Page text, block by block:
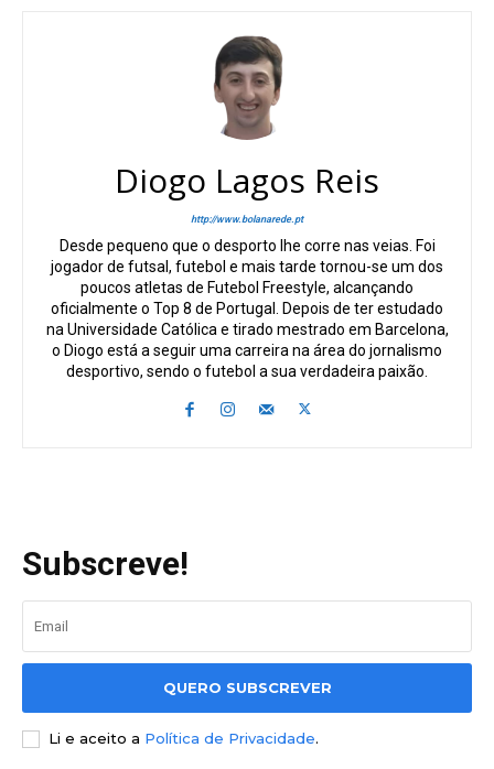
Diogo Lagos Reis
http://www.bolanarede.pt
Desde pequeno que o desporto lhe corre nas veias. Foi
jogador de futsal, futebol e mais tarde tornou-se um dos
poucos atletas de Futebol Freestyle, alcançando
oficialmente o Top 8 de Portugal. Depois de ter estudado
na Universidade Católica e tirado mestrado em Barcelona,
o Diogo está a seguir uma carreira na área do jornalismo
desportivo, sendo o futebol a sua verdadeira paixão.
Subscreve!
QUERO SUBSCREVER
Li e aceito a Política de Privacidade.